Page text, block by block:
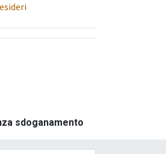
sdoganamento